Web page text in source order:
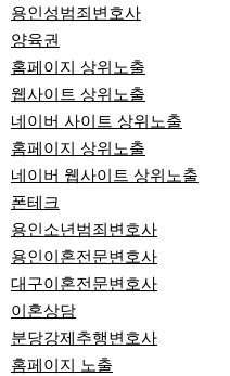
용인성범죄변호사
양육권
홈페이지 상위노출
웹사이트 상위노출
네이버 사이트 상위노출
홈페이지 상위노출
네이버 웹사이트 상위노출
폰테크
용인소년범죄변호사
용인이혼전문변호사
대구이혼전문변호사
이혼상담
분당강제추행변호사
홈페이지 노출